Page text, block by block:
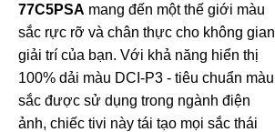
77C5PSA mang đến một thế giới màu
sắc rực rỡ và chân thực cho không gian
giải trí của bạn. Với khả năng hiển thị
100% dải màu DCI-P3 - tiêu chuẩn màu
sắc được sử dụng trong ngành điện
ảnh, chiếc tivi này tái tạo mọi sắc thái